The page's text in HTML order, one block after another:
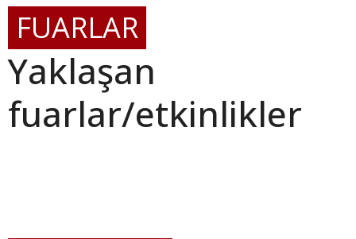
FUARLAR
Yaklaşan
fuarlar/etkinlikler